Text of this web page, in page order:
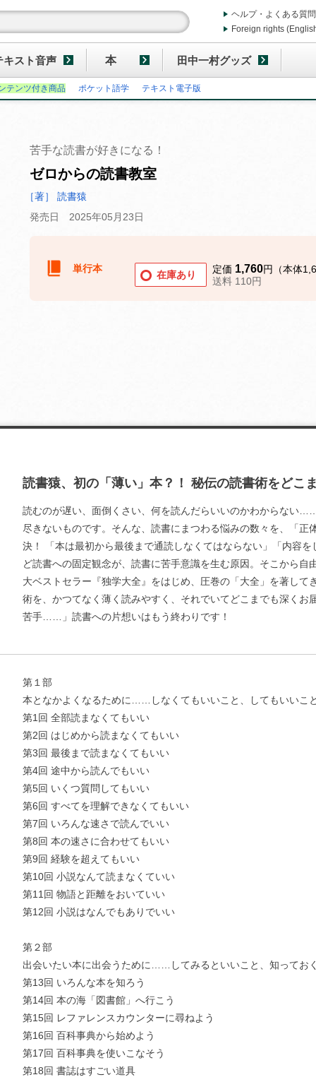
ヘルプ・よくある質問
Foreign rights
キスト音声 本 田中一村グッズ
テンツ付き商品 ポケット語学 テキスト電子版
他にも商品を買う
苦手な読書が好きになる！
ゼロからの読書教室
［著］ 読書猿
発売日 2025年05月23日
単行本
在庫あり 定価 1,760円（本体
送料 110円
読書猿、初の「薄い」本？！ 秘伝の読書術をどこ
読むのが遅い、面倒くさい、何を読んだらいいのかわからない
尽きないものです。そんな、読書にまつわる悩みの数々を、「正
決！ 「本は最初から最後まで通読しなくてはならない」「内容
ど読書への固定観念が、読書に苦手意識を生む原因。そこから自
大ベストセラー『独学大全』をはじめ、圧巻の「大全」を著して
術を、かつてなく薄く読みやすく、それでいてどこまでも深くお
苦手……」読書への片想いはもう終わりです！
第１部
本となかよくなるために……しなくてもいいこと、してもいいこ
第1回 全部読まなくてもいい
第2回 はじめから読まなくてもいい
第3回 最後まで読まなくてもいい
第4回 途中から読んでもいい
第5回 いくつ質問してもいい
第6回 すべてを理解できなくてもいい
第7回 いろんな速さで読んでいい
第8回 本の速さに合わせてもいい
第9回 経験を超えてもいい
第10回 小説なんて読まなくていい
第11回 物語と距離をおいていい
第12回 小説はなんでもありでいい
第２部
出会いたい本に出会うために……してみるといいこと、知ってお
第13回 いろんな本を知ろう
第14回 本の海「図書館」へ行こう
第15回 レファレンスカウンターに尋ねよう
第16回 百科事典から始めよう
第17回 百科事典を使いこなそう
第18回 書誌はすごい道具